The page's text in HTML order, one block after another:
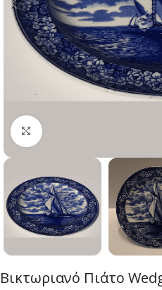
Click to enlarge
Βικτωριανό Πιάτο